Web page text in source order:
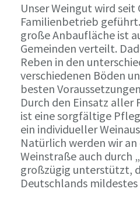
Unser Weingut wird
Familienbetrieb
große Anbaufläche ist
Gemeinden verteilt.
Reben in den
verschiedenen Böden
besten
Durch den Einsatz
ist eine sorgfältige
ein individueller
Natürlich werden wir
Weinstraße auch durch
großzügig unterstützt,
Deutschlands mildestes